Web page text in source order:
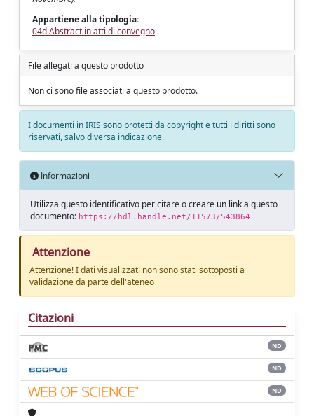
Appartiene alla tipologia:
04d Abstract in atti di convegno
File allegati a questo prodotto
Non ci sono file associati a questo prodotto.
I documenti in IRIS sono protetti da copyright e tutti i diritti sono
riservati, salvo diversa indicazione.
Informazioni
Utilizza questo identificativo per citare o creare un link a questo
documento: https://hdl.handle.net/11573/543864
Attenzione
Attenzione! I dati visualizzati non sono stati sottoposti a
validazione da parte dell'ateneo
Citazioni
ND
ND
ND